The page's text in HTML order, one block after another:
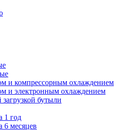
и компрессорным охлаждением
и электронным охлаждением
бутыли
1 год
6 месяцев